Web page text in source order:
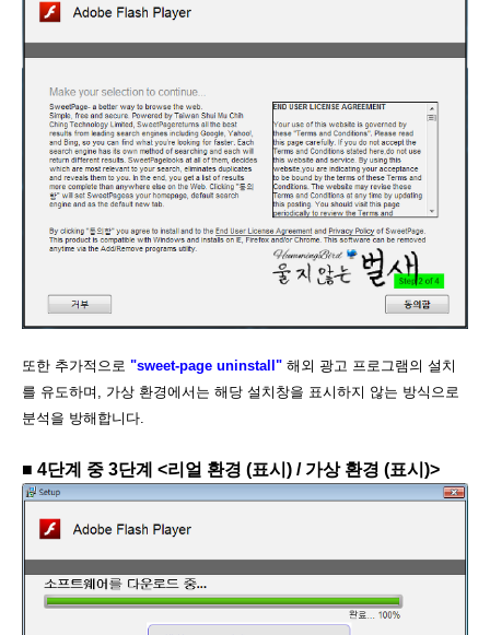
또한 추가적으로 "sweet-page uninstall" 해외 광고 프로그램의 설치
를 유도하며, 가상 환경에서는 해당 설치창을 표시하지 않는 방식으로
분석을 방해합니다.
■ 4단계 중 3단계 <리얼 환경 (표시) / 가상 환경 (표시)>